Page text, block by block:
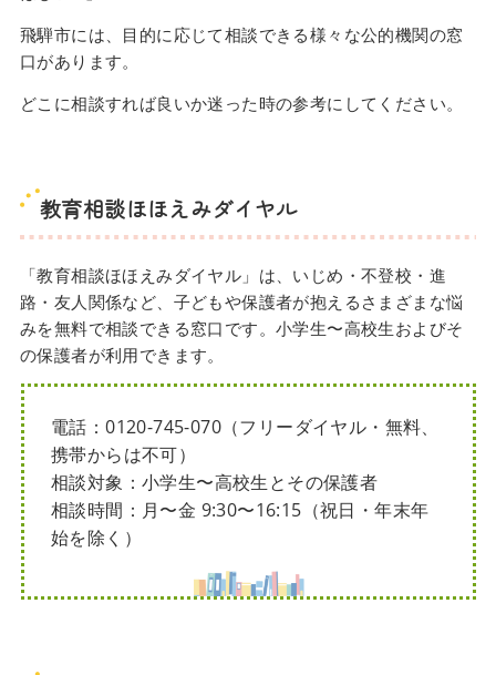
飛騨市には、目的に応じて相談できる様々な公的機関の窓
口があります。
どこに相談すれば良いか迷った時の参考にしてください。
教育相談ほほえみダイヤル
「教育相談ほほえみダイヤル」は、いじめ・不登校・進
路・友人関係など、子どもや保護者が抱えるさまざまな悩
みを無料で相談できる窓口です。小学生〜高校生およびそ
の保護者が利用できます。
電話：0120-745-070（フリーダイヤル・無料、
携帯からは不可）
相談対象：小学生〜高校生とその保護者
相談時間：月〜金 9:30〜16:15（祝日・年末年
始を除く）